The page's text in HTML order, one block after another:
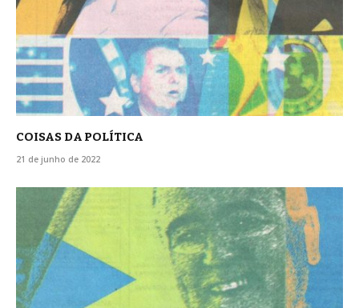
COISAS DA POLÍTICA
21 de junho de 2022